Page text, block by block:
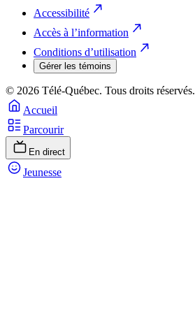
Accessibilité
Accès à l’information
Conditions d’utilisation
Gérer les témoins
© 2026 Télé-Québec. Tous droits réservés.
Accueil
Parcourir
En direct
Jeunesse